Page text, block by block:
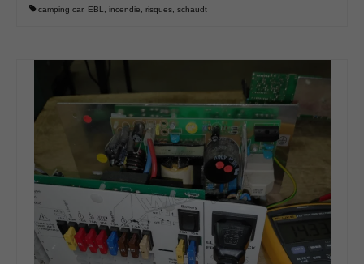
camping car, EBL, incendie, risques, schaudt